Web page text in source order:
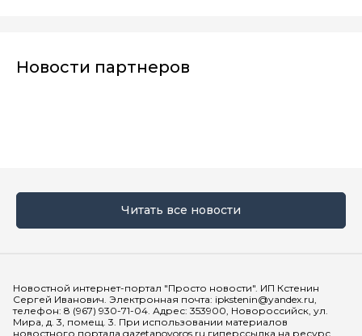
Новости партнеров
Читать все новости
Новостной интернет-портал "Просто новости". ИП Кстенин
Сергей Иванович. Электронная почта: ipkstenin@yandex.ru,
телефон: 8 (967) 930-71-04. Адрес: 353900, Новороссийск, ул.
Мира, д. 3, помещ. 3. При использовании материалов
новостного портала gazetanovoros.ru гиперссылка на ресурс